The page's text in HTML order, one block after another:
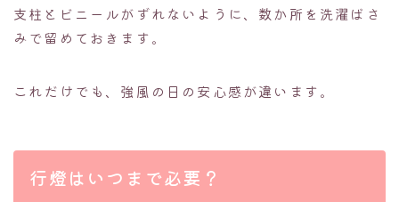
支柱とビニールがずれないように、数か所を洗濯ばさ
みで留めておきます。
これだけでも、強風の日の安心感が違います。
行燈はいつまで必要？